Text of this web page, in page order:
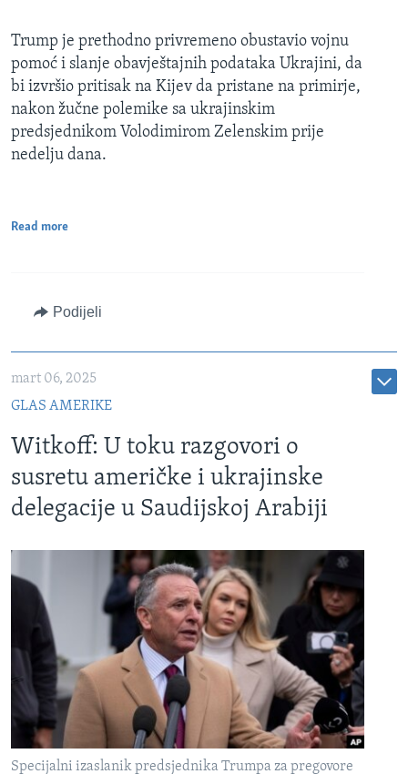
Trump je prethodno privremeno obustavio vojnu
pomoć i slanje obavještajnih podataka Ukrajini, da
bi izvršio pritisak na Kijev da pristane na primirje,
nakon žučne polemike sa ukrajinskim
predsjednikom Volodimirom Zelenskim prije
nedelju dana.
Read more
Podijeli
mart 06, 2025
GLAS AMERIKE
Witkoff: U toku razgovori o
susretu američke i ukrajinske
delegacije u Saudijskoj Arabiji
Specijalni izaslanik predsjednika Trumpa za pregovore